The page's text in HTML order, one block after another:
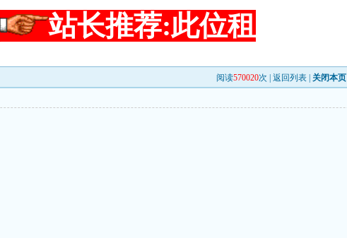
站长推荐:此位租
阅读570020次 |返回列表 关闭本页